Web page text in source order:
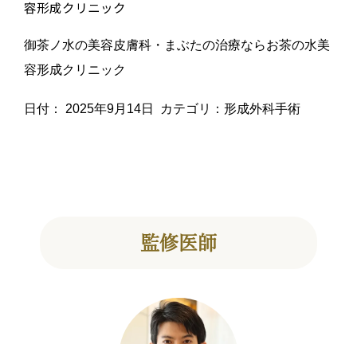
容形成クリニック
御茶ノ水の美容皮膚科・まぶたの治療ならお茶の水美
容形成クリニック
日付： 2025年9月14日 カテゴリ： 形成外科手術
監修医師